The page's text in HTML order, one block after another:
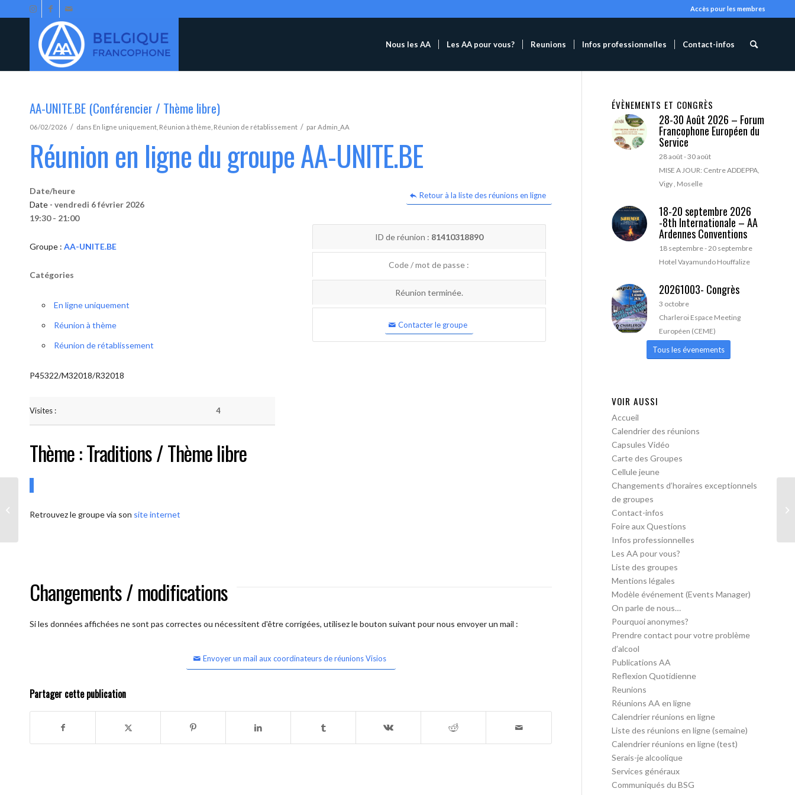
Accès pour les membres
Nous les AA Les AA pour vous? Reunions Infos professionnelles Contact-infos
AA-UNITE.BE (Conférencier / Thème libre)
06/02/2026 / dans En ligne uniquement Réunion à thème Réunion de rétablissement / parAdmin_AA
Réunion en ligne du groupe AA-UNITE.BE
Retour à la liste des réunions en ligne
Date/heure
Date - vendredi 6 février 2026
19:30 - 21:00
Groupe : AA-UNITE.BE
Catégories
En ligne uniquement
Réunion à thème
Réunion de rétablissement
P45322/M32018/R32018
Visites : 4
ID de réunion : 81410318890
Code / mot de passe :
Réunion terminée.
Contacter le groupe
Thème : Traditions / Thème libre
Retrouvez le groupe via son site internet
Changements / modifications
Si les données affichées ne sont pas correctes ou nécessitent d'être corrigées, utilisez le bouton suivant pour nous envoyer un mail :
Envoyer un mail aux coordinateurs de réunions Visios
Partager cette publication
ÉVÈNEMENTS ET CONGRÈS
28-30 Août 2026 – Forum
Francophone Européen du
Service
28 août-30 août
MISE A JOUR: Centre ADDEPPA,
Vigy , Moselle
18-20 septembre 2026
-8th Internationale – AA
Ardennes Conventions
18 septembre-20 septembre
Hotel Vayamundo Houffalize
20261003- Congrès
3 octobre
Charleroi Espace Meeting
Européen (CEME)
Tous les évenements
VOIR AUSSI
Accueil
Calendrier des réunions
Capsules Vidéo
Carte des Groupes
Cellule jeune
Changements d’horaires exceptionnels
de groupes
Contact-infos
Foire aux Questions
Infos professionnelles
Les AA pour vous?
Liste des groupes
Mentions légales
Modèle événement (Events Manager)
On parle de nous…
Pourquoi anonymes?
Prendre contact pour votre problème
d’alcool
Publications AA
Reflexion Quotidienne
Reunions
Réunions AA en ligne
Calendrier réunions en ligne
Liste des réunions en ligne (semaine)
Calendrier réunions en ligne (test)
Serais-je alcoolique
Services généraux
Communiqués du BSG
libre)